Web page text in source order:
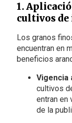
1.
cultivos de
Los granos
encuentran en
beneficios
Vigencia
cultivos
entran en
de la